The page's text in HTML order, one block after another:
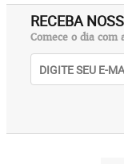
RECEBA
Comece o dia com